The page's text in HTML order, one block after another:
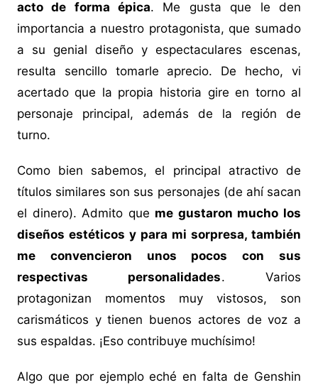
acto de forma épica. Me gusta que le den
importancia a nuestro protagonista, que sumado
a su genial diseño y espectaculares escenas,
resulta sencillo tomarle aprecio. De hecho, vi
acertado que la propia historia gire en torno al
personaje principal, además de la región de
turno.
Como bien sabemos, el principal atractivo de
títulos similares son sus personajes (de ahí sacan
el dinero). Admito que me gustaron mucho los
diseños estéticos y para mi sorpresa, también
me convencieron unos pocos con sus
respectivas personalidades. Varios
protagonizan momentos muy vistosos, son
carismáticos y tienen buenos actores de voz a
sus espaldas. ¡Eso contribuye muchísimo!
Algo que por ejemplo eché en falta de Genshin